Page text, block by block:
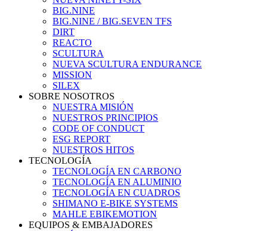
BIG.NINE
BIG.NINE / BIG.SEVEN TFS
DIRT
REACTO
SCULTURA
NUEVA SCULTURA ENDURANCE
MISSION
SILEX
SOBRE NOSOTROS
NUESTRA MISIÓN
NUESTROS PRINCIPIOS
CODE OF CONDUCT
ESG REPORT
NUESTROS HITOS
TECNOLOGÍA
TECNOLOGÍA EN CARBONO
TECNOLOGÍA EN ALUMINIO
TECNOLOGÍA EN CUADROS
SHIMANO E-BIKE SYSTEMS
MAHLE EBIKEMOTION
EQUIPOS & EMBAJADORES